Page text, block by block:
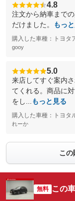
4.8
注文から納車まで
だけました。
もっ
購入した車種：トヨタ
gooy
5.0
来店してすぐ案内
てくれる。商品に
をし...
もっと見る
購入した車種：トヨタ
れーか
この
無料 この